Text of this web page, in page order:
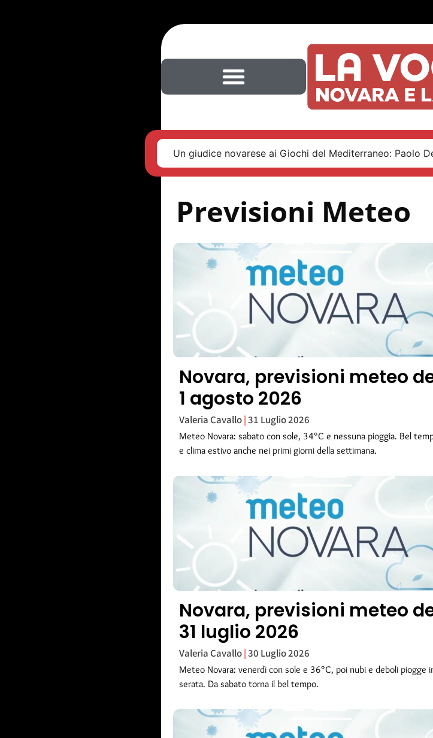
Un giudice novarese ai Giochi del Mediterraneo: Paolo
Previsioni Meteo
Novara, previsioni meteo
1 agosto 2026
Valeria Cavallo 31 Luglio 2026
Meteo Novara: sabato con sole, 34°C e nessuna pioggia. Bel
e clima estivo anche nei primi giorni della settimana.
Novara, previsioni meteo
31 luglio 2026
Valeria Cavallo 30 Luglio 2026
Meteo Novara: venerdì con sole e 36°C, poi nubi e deboli piogge
serata. Da sabato torna il bel tempo.